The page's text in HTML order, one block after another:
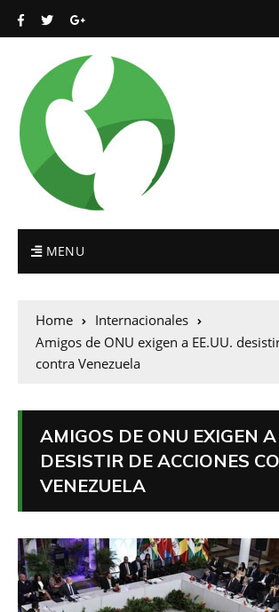
MENU
Home
Internacionales
Amigos de ONU exigen a EE.UU.
contra Venezuela
AMIGOS DE ONU EXIGEN A
DESISTIR DE ACCIONES
VENEZUELA